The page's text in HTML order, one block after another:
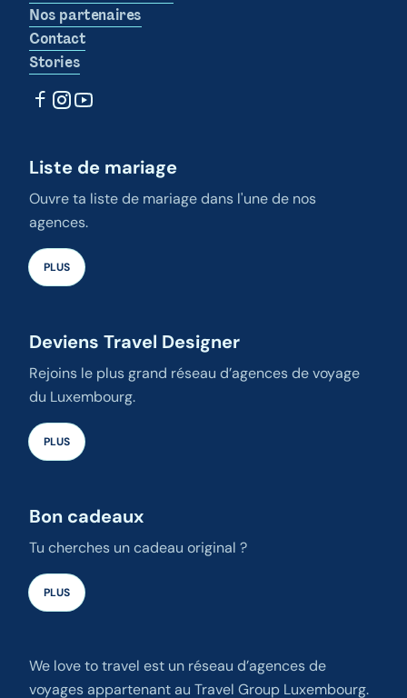
Nos partenaires
Contact
Stories
Liste de mariage
Ouvre ta liste de mariage dans l'une de nos
agences.
PLUS
Deviens Travel Designer
Rejoins le plus grand réseau d’agences de voyage
du Luxembourg.
PLUS
Bon cadeaux
Tu cherches un cadeau original ?
PLUS
We love to travel est un réseau d’agences de
voyages appartenant au Travel Group Luxembourg.